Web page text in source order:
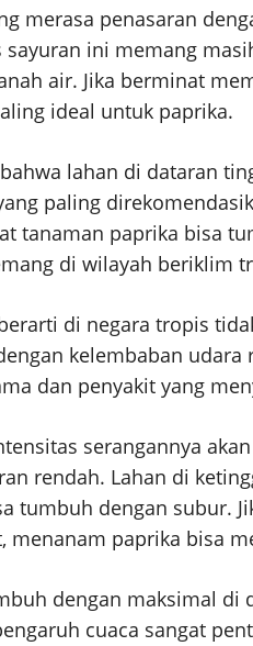
merasa penasaran
sayuran ini memang
air. Jika berminat
ideal untuk paprika.
lahan di dataran
paling
tanaman paprika bisa
di wilayah beriklim
di negara tropis
kelembaban
dan penyakit yang
serangannya
rendah. Lahan di
tumbuh dengan subur.
menanam paprika bisa
dengan maksimal di
cuaca sangat